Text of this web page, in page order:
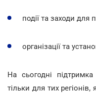
події та заходи для
організації та
На сьогодні
тільки для тих